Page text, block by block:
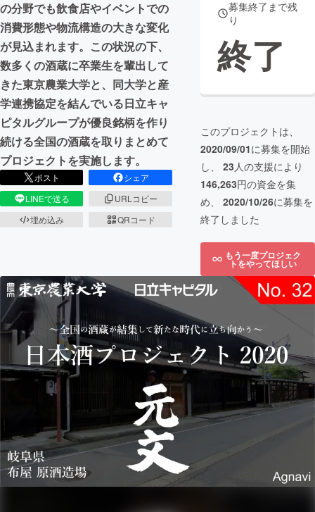
の分野でも飲食店やイベントでの
消費形態や物流構造の大きな変化
が見込まれます。この状況の下、
数多くの酒蔵に卒業生を輩出して
きた東京農業大学と、同大学と産
学連携協定を結んでいる日立キャ
ピタルグループが優良銘柄を作り
続ける全国の酒蔵を取りまとめて
プロジェクトを実施します。
ポスト
シェア
LINEで送る
URLコピー
埋め込み
QRコード
募集終了まで残
り
終了
このプロジェクトは、
2020/09/01に募集を開始
し、 23人の支援により
146,263円の資金を集
め、 2020/10/26に募集を
終了しました
もう一度プロジェク
トをやってほしい